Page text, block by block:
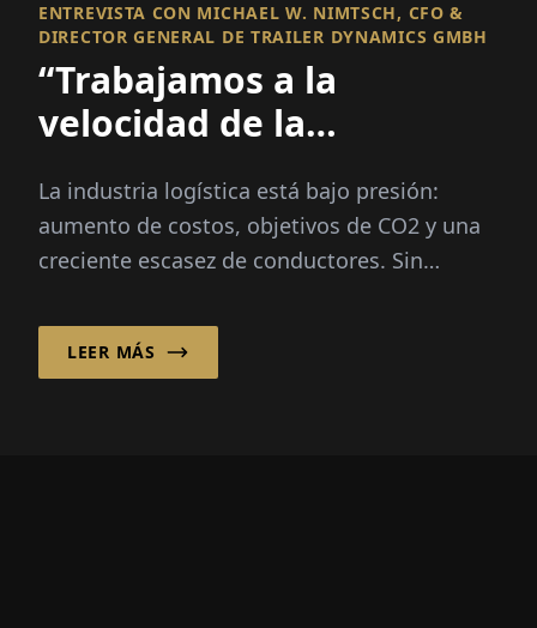
ENTREVISTA CON MICHAEL W. NIMTSCH, CFO &
DIRECTOR GENERAL DE TRAILER DYNAMICS GMBH
“Trabajamos a la
velocidad de la
Lamentablemente la
burocracia no”
La industria logística está bajo presión:
aumento de costos, objetivos de CO2 y una
creciente escasez de conductores. Sin
firmemente en un...
LEER MÁS